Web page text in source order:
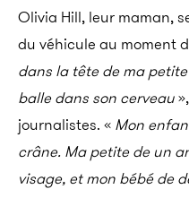
Olivia Hill, leur maman,
du véhicule au moment
dans la tête de ma
balle dans son cerveau
journalistes. « Mon
crâne. Ma petite de un
visage, et mon bébé de